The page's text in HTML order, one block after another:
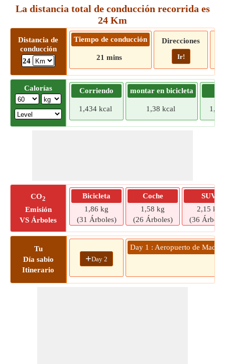
La distancia total de conducción recorrida es
24 Km
Distancia de
conducción
24
Tiempo de conducción
21 mins
Direcciones
Ir!
Calorías Corriendo
1,434 kcal
montar en bicicleta
1,38 kcal
CO2
Emisión
VS Árboles
Bicicleta
1,86 kg
(31 Árboles)
Coche
1,58 kg
(26 Árboles)
SUV
2,15 kg
(36
Tu
Día sabio
Itinerario
+Day 2
Day 1 : Aeropuerto de